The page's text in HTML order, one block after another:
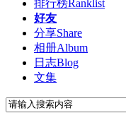
排行榜Ranklist
好友
分享Share
相册Album
日志Blog
文集